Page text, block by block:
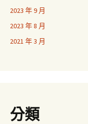
2023 年 9 月
2023 年 8 月
2021 年 3 月
分類